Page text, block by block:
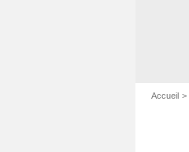
Accueil